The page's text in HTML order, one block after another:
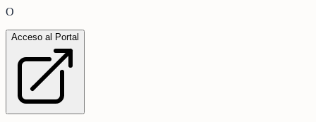
O
Acceso al Portal